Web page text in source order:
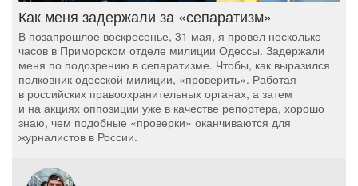
Как меня задержали за «сепаратизм»
В позапрошлое воскресенье, 31 мая, я провел несколько
часов в Приморском отделе милиции Одессы. Задержали
меня по подозрению в сепаратизме. Чтобы, как выразился
полковник одесской милиции, «проверить». Работая
в российских правоохранительных органах, а затем
и на акциях оппозиции уже в качестве репортера, хорошо
знаю, чем подобные «проверки» оканчиваются для
журналистов в России.